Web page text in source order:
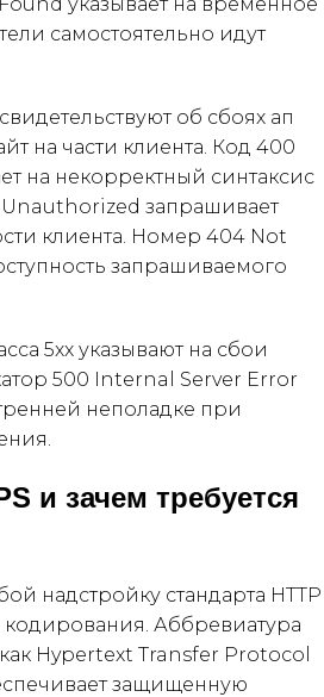
самостоятельно идут
об сбоях ап
на части клиента. Код 400
на некорректный синтаксис
запрашивает
клиента. Номер 404 Not
запрашиваемого
5xx указывают на сбои
500 Internal Server Error
неполадке при
и зачем требуется
надстройку стандарта HTTP
Аббревиатура
Hypertext Transfer Protocol
защищенную